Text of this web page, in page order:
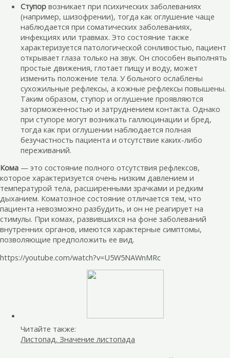
Ступор возникает при психических заболеваниях
(например, шизофрении), тогда как оглушение чаще
наблюдается при соматических заболеваниях,
инфекциях или травмах. Это состояние также
характеризуется патологической сонливостью, пациент
открывает глаза только на звук. Он способен выполнять
простые движения, глотает пищу и воду, может
изменить положение тела. У больного ослаблены
сухожильные рефлексы, а кожные рефлексы повышены.
Таким образом, ступор и оглушение проявляются
заторможенностью и затруднением контакта. Однако
при ступоре могут возникать галлюцинации и бред,
тогда как при оглушении наблюдается полная
безучастность пациента и отсутствие каких-либо
переживаний.
Кома — это состояние полного отсутствия рефлексов,
которое характеризуется очень низким давлением и
температурой тела, расширенными зрачками и редким
дыханием. Коматозное состояние отличается тем, что
пациента невозможно разбудить, и он не реагирует на
стимулы. При комах, развившихся на фоне заболеваний
внутренних органов, имеются характерные симптомы,
позволяющие предположить ее вид.
https://youtube.com/watch?v=U5W5NAWnMRc
Читайте также:
Листопад. Значение листопада